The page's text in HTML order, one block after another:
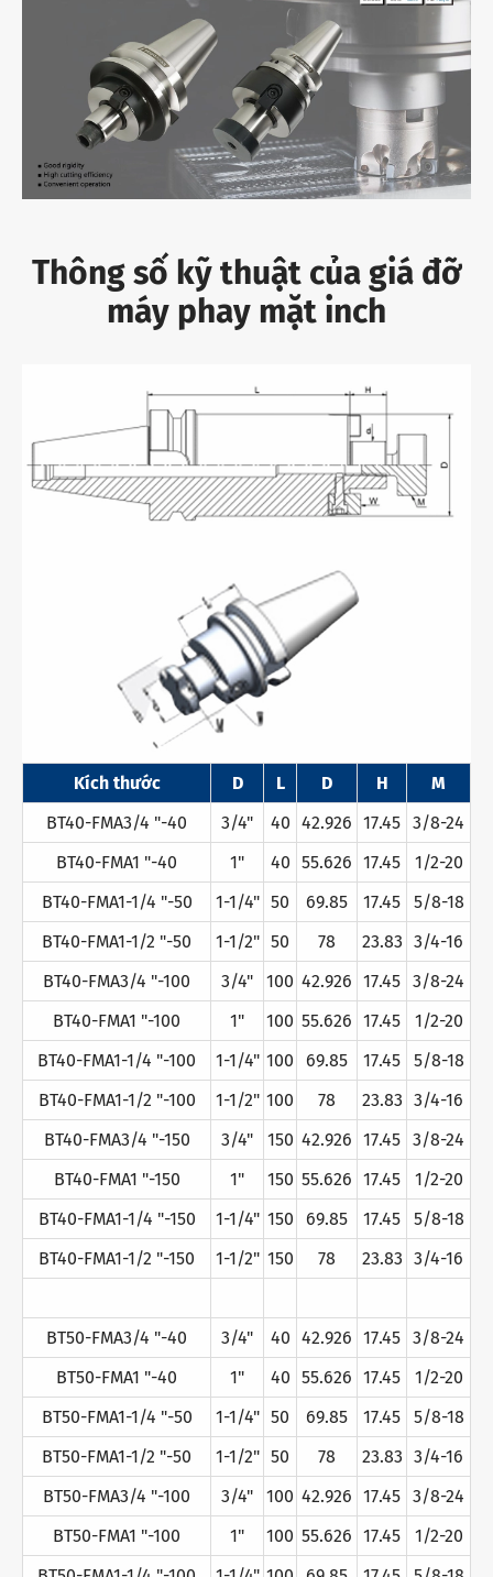
Thông số kỹ thuật của giá đỡ
máy phay mặt inch
Kích thước D L D H
M
BT40-FMA3/4 "-40
3/4" 40 42.926 17.45 3/8-24
BT40-FMA1 "-40
1" 40 55.626 17.45
1/2-20
BT40-FMA1-1/4 "-50
1-1/4" 50 69.85 17.45
5/8-18
BT40-FMA1-1/2 "-50
1-1/2" 50 78 23.83 3/4-16
BT40-FMA3/4 "-100
3/4" 100 42.926 17.45 3/8-24
BT40-FMA1 "-100
1" 100 55.626 17.45
1/2-20
BT40-FMA1-1/4 "-100
1-1/4" 100 69.85 17.45
5/8-18
BT40-FMA1-1/2 "-100
1-1/2" 100 78 23.83 3/4-16
BT40-FMA3/4 "-150
3/4" 150 42.926 17.45 3/8-24
BT40-FMA1 "-150
1" 150 55.626 17.45
1/2-20
BT40-FMA1-1/4 "-150
1-1/4" 150 69.85 17.45
5/8-18
BT40-FMA1-1/2 "-150
1-1/2" 150 78 23.83 3/4-16
BT50-FMA3/4 "-40 3/4" 40 42.926 17.45 3/8-24
BT50-FMA1 "-40
1" 40 55.626 17.45
1/2-20
BT50-FMA1-1/4 "-50
1-1/4" 50 69.85 17.45
5/8-18
BT50-FMA1-1/2 "-50
1-1/2" 50 78 23.83 3/4-16
BT50-FMA3/4 "-100
3/4" 100 42.926 17.45 3/8-24
BT50-FMA1 "-100
1" 100 55.626 17.45
1/2-20